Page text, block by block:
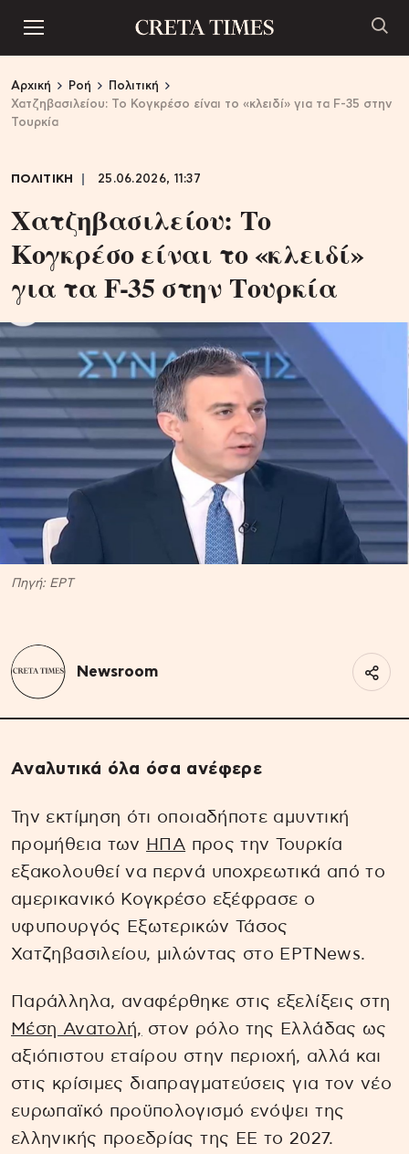
Αρχική Ροή
Πολιτική
Χατζηβασιλείου: Το Κογκρέσο είναι το «κλειδί» για τα F-35 στην
Τουρκία
ΠΟΛΙΤΙΚΗ 25.06.2026, 11:37
Χατζηβασιλείου: Το
Κογκρέσο είναι το «κλειδί»
για τα F-35 στην Τουρκία
Πηγή: EΡΤ
Newsroom
Αναλυτικά όλα όσα ανέφερε
Την εκτίμηση ότι οποιαδήποτε αμυντική
προμήθεια των ΗΠΑ προς την Τουρκία
εξακολουθεί να περνά υποχρεωτικά από το
αμερικανικό Κογκρέσο εξέφρασε ο
υφυπουργός Εξωτερικών Τάσος
Χατζηβασιλείου, μιλώντας στο ΕΡΤNews.
Παράλληλα, αναφέρθηκε στις εξελίξεις στη
Μέση Ανατολή, στον ρόλο της Ελλάδας ως
αξιόπιστου εταίρου στην περιοχή, αλλά και
στις κρίσιμες διαπραγματεύσεις για τον νέο
ευρωπαϊκό προϋπολογισμό ενόψει της
ελληνικής προεδρίας της ΕΕ το 2027.